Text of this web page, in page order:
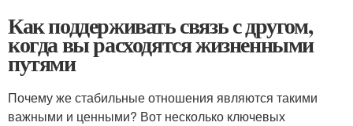
Как поддерживать связь с другом,
когда вы расходятся жизненными
путями
Почему же стабильные отношения являются такими
важными и ценными? Вот несколько ключевых